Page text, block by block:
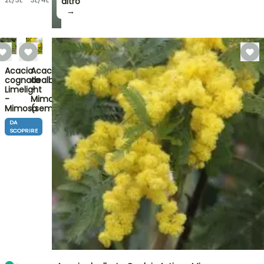
→
Acacia
cognata
Limelight
-
Mimosa
DA
SCOPRIRE
Acacia
dealbata
-
Mimosa
(semi)